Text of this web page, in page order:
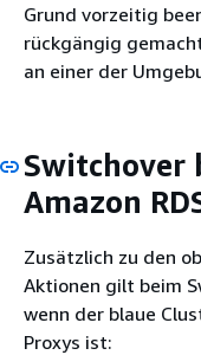
Grund vorzeitig
rückgängig
an einer der
Switchover
Amazon
Zusätzlich zu den
Aktionen gilt beim
wenn der blaue
Proxys ist: